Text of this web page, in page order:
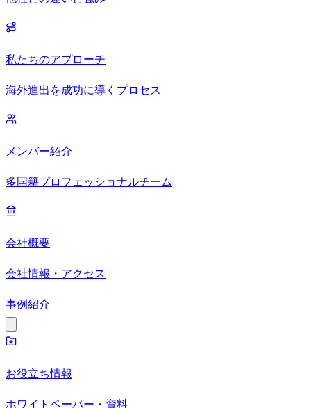
私たちのアプローチ
海外進出を成功に導くプロセス
メンバー紹介
多国籍プロフェッショナルチーム
会社概要
会社情報・アクセス
事例紹介
お役立ち情報
ホワイトペーパー・資料